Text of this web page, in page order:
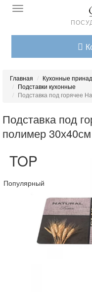
Главная Кухонные
Подставки кухонные
Подставка под горячее
Подставка под
полимер
TOP
Популярный